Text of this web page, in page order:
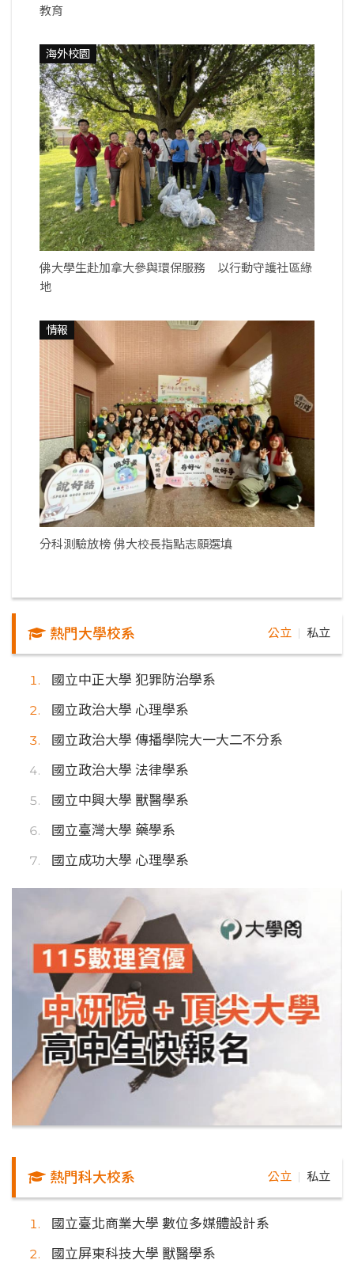
教育
海外校園
佛大學生赴加拿大參與環保服務 以行動守護社區綠
地
情報
分科測驗放榜 佛大校長指點志願選填
熱門大學校系 公立 私立
國立中正大學 犯罪防治學系
國立政治大學 心理學系
國立政治大學 傳播學院大一大二不分系
國立政治大學 法律學系
國立中興大學 獸醫學系
國立臺灣大學 藥學系
國立成功大學 心理學系
熱門科大校系 公立 私立
國立臺北商業大學 數位多媒體設計系
國立屏東科技大學 獸醫學系